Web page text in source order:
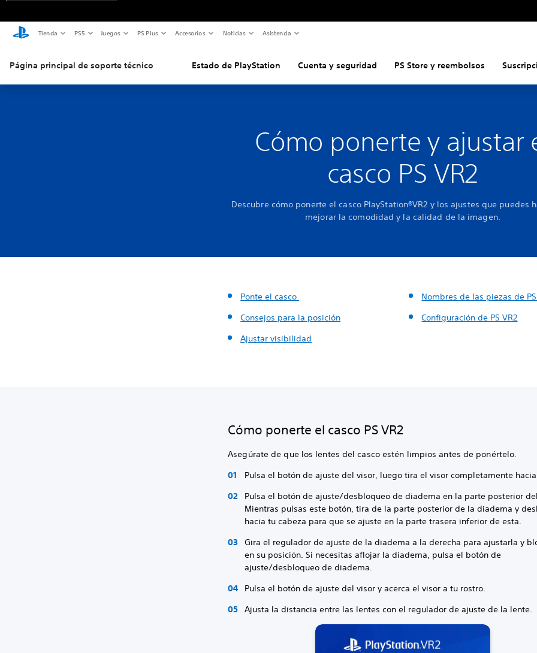
Tienda PS5 Juegos PS Plus Accesorios Noticias Asistencia
Página principal de soporte técnico Estado de PlayStation Cuenta y seguridad PS Store y reembolsos
Cómo ponerte y ajustar
casco PS VR2
Descubre cómo ponerte el casco PlayStation®VR2 y los ajustes que puedes
mejorar la comodidad y la calidad de la imagen.
Ponte el casco
Consejos para la posición
Ajustar visibilidad
Nombres de las piezas de PS
Configuración de PS VR2
Cómo ponerte el casco PS VR2
Asegúrate de que los lentes del casco estén limpios antes de ponértelo.
Pulsa el botón de ajuste del visor, luego tira el visor completamente
Pulsa el botón de ajuste/desbloqueo de diadema en la parte posterior
Mientras pulsas este botón, tira de la parte posterior de la diadema y
hacia tu cabeza para que se ajuste en la parte trasera inferior de esta.
Gira el regulador de ajuste de la diadema a la derecha para ajustarla y
en su posición. Si necesitas aflojar la diadema, pulsa el botón de
ajuste/desbloqueo de diadema.
Pulsa el botón de ajuste del visor y acerca el visor a tu rostro.
Ajusta la distancia entre las lentes con el regulador de ajuste de la lente.